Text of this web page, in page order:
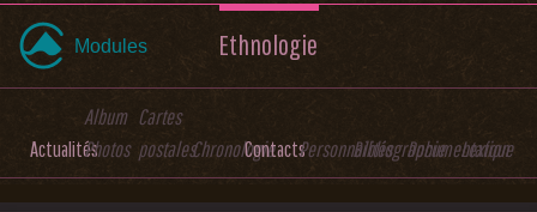
Modules Ethnologie
Actualités
Album
Photos
Cartes
postalesChronologieContactsPersonnalitésBibliographieDocumentation
Lexique